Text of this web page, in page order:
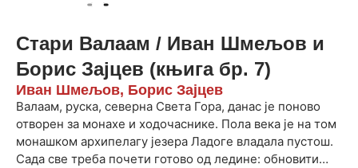
Стари Валаам / Иван Шмељов и
Борис Зајцев (књига бр. 7)
Иван Шмељов, Борис Зајцев
Валаам, руска, северна Света Гора, данас је поново
отворен за монахе и ходочаснике. Пола века је на том
монашком архипелагу језера Ладоге владала пустош.
Сада све треба почети готово од ледине: обновити